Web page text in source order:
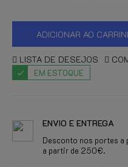
ADICIONAR AO
LISTA DE DESEJOS
EM ESTOQUE
ENVIO E ENTREGA
Desconto nos portes
a partir de 250€.